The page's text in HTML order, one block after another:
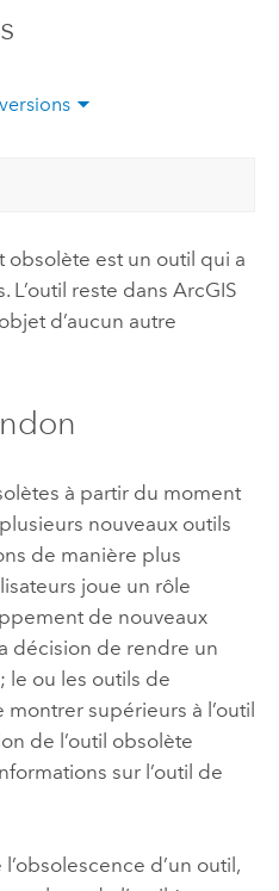
est un outil qui a
L’outil reste dans ArcGIS
d’aucun autre
à partir du moment
nouveaux outils
de manière plus
joue un rôle
de nouveaux
décision de rendre un
le ou les outils de
supérieurs à l’outil
de l’outil obsolète
sur l’outil de
d’un outil,